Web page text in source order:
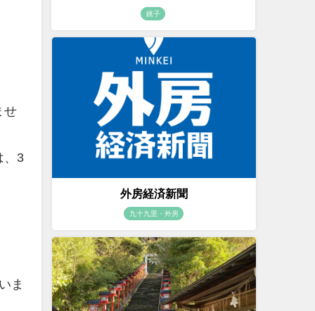
せ
、3
ま
銚子
外房経済新聞
九十九里・外房